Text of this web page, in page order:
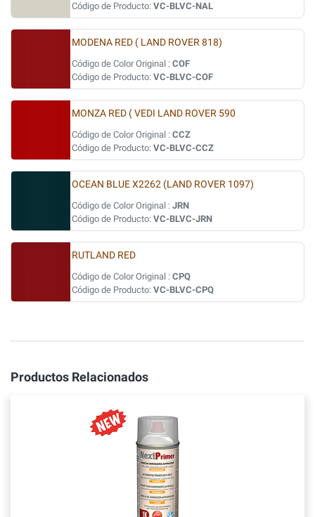
Código de Producto: VC-BLVC-NAL
MODENA RED ( LAND ROVER 818)
Código de Color Original : COF
Código de Producto: VC-BLVC-COF
MONZA RED ( VEDI LAND ROVER 590
Código de Color Original : CCZ
Código de Producto: VC-BLVC-CCZ
OCEAN BLUE X2262 (LAND ROVER 1097)
Código de Color Original : JRN
Código de Producto: VC-BLVC-JRN
RUTLAND RED
Código de Color Original : CPQ
Código de Producto: VC-BLVC-CPQ
Productos Relacionados